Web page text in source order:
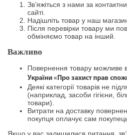
Зв’яжіться з нами за
сайті.
Надішліть товар у наш
Після перевірки товару ми
обміняємо товар на інший.
Важливо
Повернення товару можливе
України «Про захист прав
Деякі категорії товарів не
(наприклад, засоби гігієни,
товари).
Витрати на доставку
покупця оплачує сам